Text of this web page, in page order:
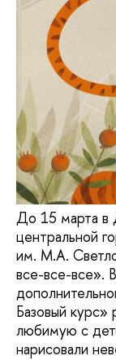
До 15 марта в
центральной
им. М.А.
все-все-все».
Базовый курс»
любимую с
нарисовали